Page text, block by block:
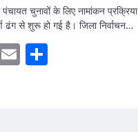
चुनावों के लिए नामांकन प्रक्रिया
ढंग से शुरू हो गई है। जिला निर्वाचन…
Mastodon
Email